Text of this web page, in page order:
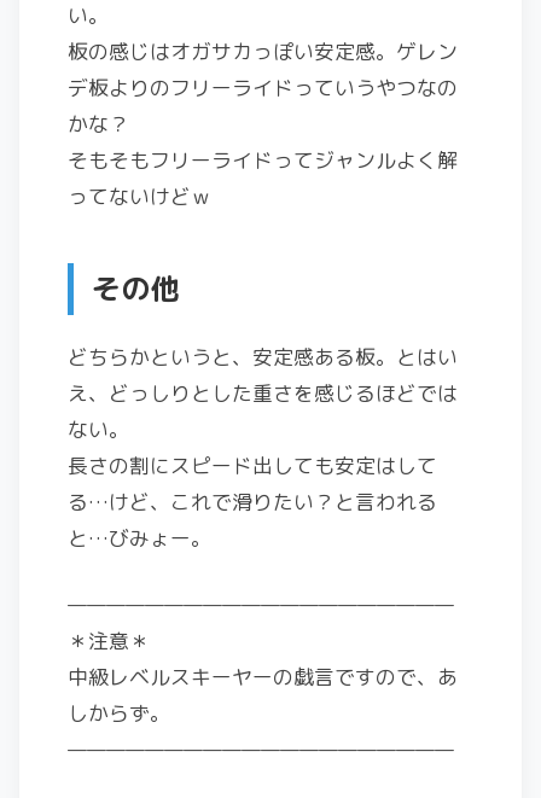
い。
板の感じはオガサカっぽい安定感。ゲレン
デ板よりのフリーライドっていうやつなの
かな？
そもそもフリーライドってジャンルよく解
ってないけどｗ
その他
どちらかというと、安定感ある板。とはい
え、どっしりとした重さを感じるほどでは
ない。
長さの割にスピード出しても安定はして
る…けど、これで滑りたい？と言われる
と…びみょー。
————————————————————
＊注意＊
中級レベルスキーヤーの戯言ですので、あ
しからず。
————————————————————